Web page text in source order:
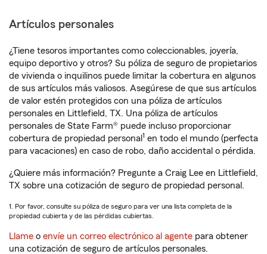
Artículos personales
¿Tiene tesoros importantes como coleccionables, joyería,
equipo deportivo y otros? Su póliza de seguro de propietarios
de vivienda o inquilinos puede limitar la cobertura en algunos
de sus artículos más valiosos. Asegúrese de que sus artículos
de valor estén protegidos con una póliza de artículos
personales en Littlefield, TX. Una póliza de artículos
personales de State Farm® puede incluso proporcionar
cobertura de propiedad personal 1 en todo el mundo (perfecta
para vacaciones) en caso de robo, daño accidental o pérdida.
¿Quiere más información? Pregunte a Craig Lee en Littlefield,
TX sobre una cotización de seguro de propiedad personal.
1. Por favor, consulte su póliza de seguro para ver una lista completa de la
propiedad cubierta y de las pérdidas cubiertas.
Llame o envíe un correo electrónico al agente para obtener
una cotización de seguro de artículos personales.